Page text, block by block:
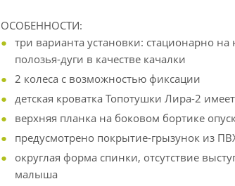
ОСОБЕННОСТИ:
три варианта установки: стационарно
полозья-дуги в качестве качалки
2 колеса с возможностью фиксации
детская кроватка Топотушки Лира-2
верхняя планка на боковом бортике
предусмотрено покрытие-грызунок из
округлая форма спинки, отсутствие
малыша